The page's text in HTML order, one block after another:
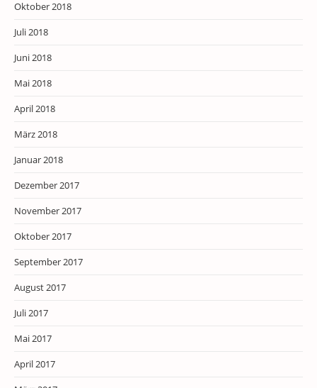
Oktober 2018
Juli 2018
Juni 2018
Mai 2018
April 2018
März 2018
Januar 2018
Dezember 2017
November 2017
Oktober 2017
September 2017
August 2017
Juli 2017
Mai 2017
April 2017